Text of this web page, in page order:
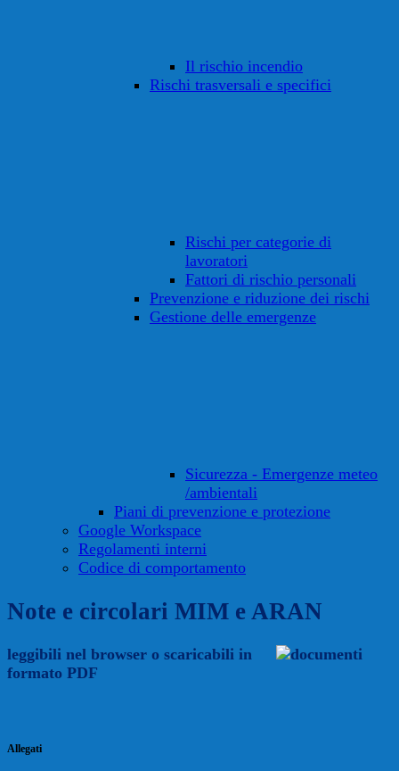
Il rischio incendio
Rischi trasversali e specifici
Rischi per categorie di
lavoratori
Fattori di rischio personali
Prevenzione e riduzione dei rischi
Gestione delle emergenze
Sicurezza - Emergenze meteo
/ambientali
Piani di prevenzione e protezione
Google Workspace
Regolamenti interni
Codice di comportamento
Note e circolari MIM e ARAN
leggibili nel browser o scaricabili in
formato PDF
Allegati